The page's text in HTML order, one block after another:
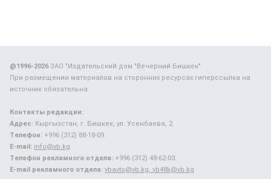
@1996-2026ЗАО "Издательский дом "Вечерний Бишкек"
При размещении материалов на сторонних ресурсах гиперссылка на
источник обязательна.
Контакты редакции:
Адрес: Кыргызстан, г. Бишкек, ул. Усенбаева, 2.
Телефон: +996 (312) 88-18-09.
E-mail: info@vb.kg
Телефон рекламного отдела: +996 (312) 48-62-03.
E-mail рекламного отдела: vbavto@vb.kg, vb48k@vb.kg